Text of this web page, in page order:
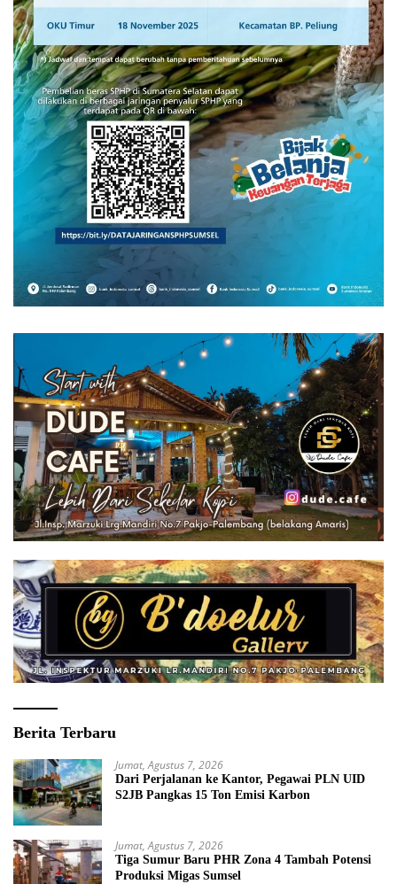
Berita Terbaru
Jumat, Agustus 7, 2026
Dari Perjalanan ke Kantor, Pegawai PLN UID
S2JB Pangkas 15 Ton Emisi Karbon
Jumat, Agustus 7, 2026
Tiga Sumur Baru PHR Zona 4 Tambah Potensi
Produksi Migas Sumsel